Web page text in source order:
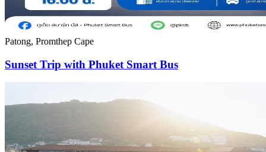
Patong, Promthep Cape
Sunset Trip with Phuket Smart Bus